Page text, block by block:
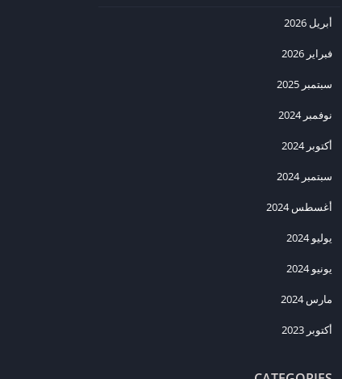
أبريل 2026
فبراير 2026
سبتمبر 2025
نوفمبر 2024
أكتوبر 2024
سبتمبر 2024
أغسطس 2024
يوليو 2024
يونيو 2024
مارس 2024
أكتوبر 2023